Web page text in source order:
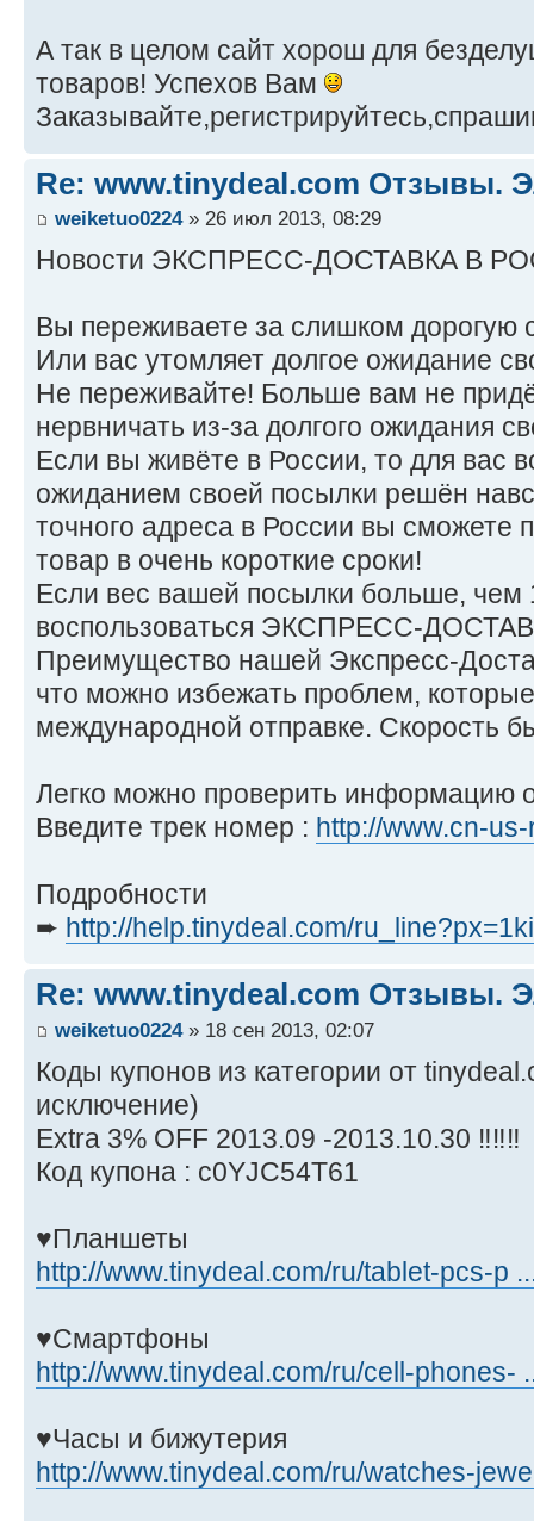
А так в целом сайт хорош для
товаров! Успехов Вам
Re: www.tinydeal.com Отзывы.
weiketuo0224» 26 июл 2013, 08:29
Новости ЭКСПРЕСС-ДОСТАВКА В
Вы переживаете за слишком дорогую
Или вас утомляет долгое ожидание
Не переживайте! Больше вам не
нервничать из-за долгого ожидания
Если вы живёте в России, то для вас
ожиданием своей посылки решён
точного адреса в России вы сможете
товар в очень короткие сроки!
Если вес вашей посылки больше, чем
воспользоваться ЭКСПРЕСС-
Преимущество нашей Экспресс-
что можно избежать проблем,
международной отправке. Скорость
Легко можно проверить информацию
Введите трек номер : http://www.cn-
Подробности
➨ http://help.tinydeal.com/
Re: www.tinydeal.com Отзывы.
weiketuo0224» 18 сен 2013, 02:07
Коды купонов из категории от
исключение)
Extra 3% OFF 2013.09 -2013.10.30 ‼‼‼
Код купона : c0YJC54T61
♥Планшеты
http://www.tinydeal.com/ru/tablet-pcs-p
♥Смартфоны
http://www.tinydeal.com/ru/cell-phones-
♥Часы и бижутерия
http://www.tinydeal.com/ru/watches-